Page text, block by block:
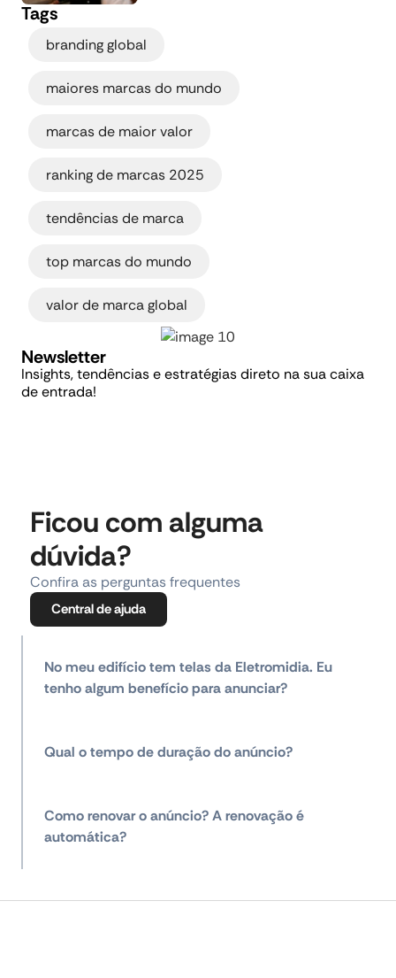
Tags
branding global
maiores marcas do mundo
marcas de maior valor
ranking de marcas 2025
tendências de marca
top marcas do mundo
valor de marca global
Newsletter
Insights, tendências e estratégias direto na sua caixa
de entrada!
Ficou com alguma
dúvida?
Confira as perguntas frequentes
Central de ajuda
No meu edifício tem telas da Eletromidia. Eu
tenho algum benefício para anunciar?
Qual o tempo de duração do anúncio?
Como renovar o anúncio? A renovação é
automática?